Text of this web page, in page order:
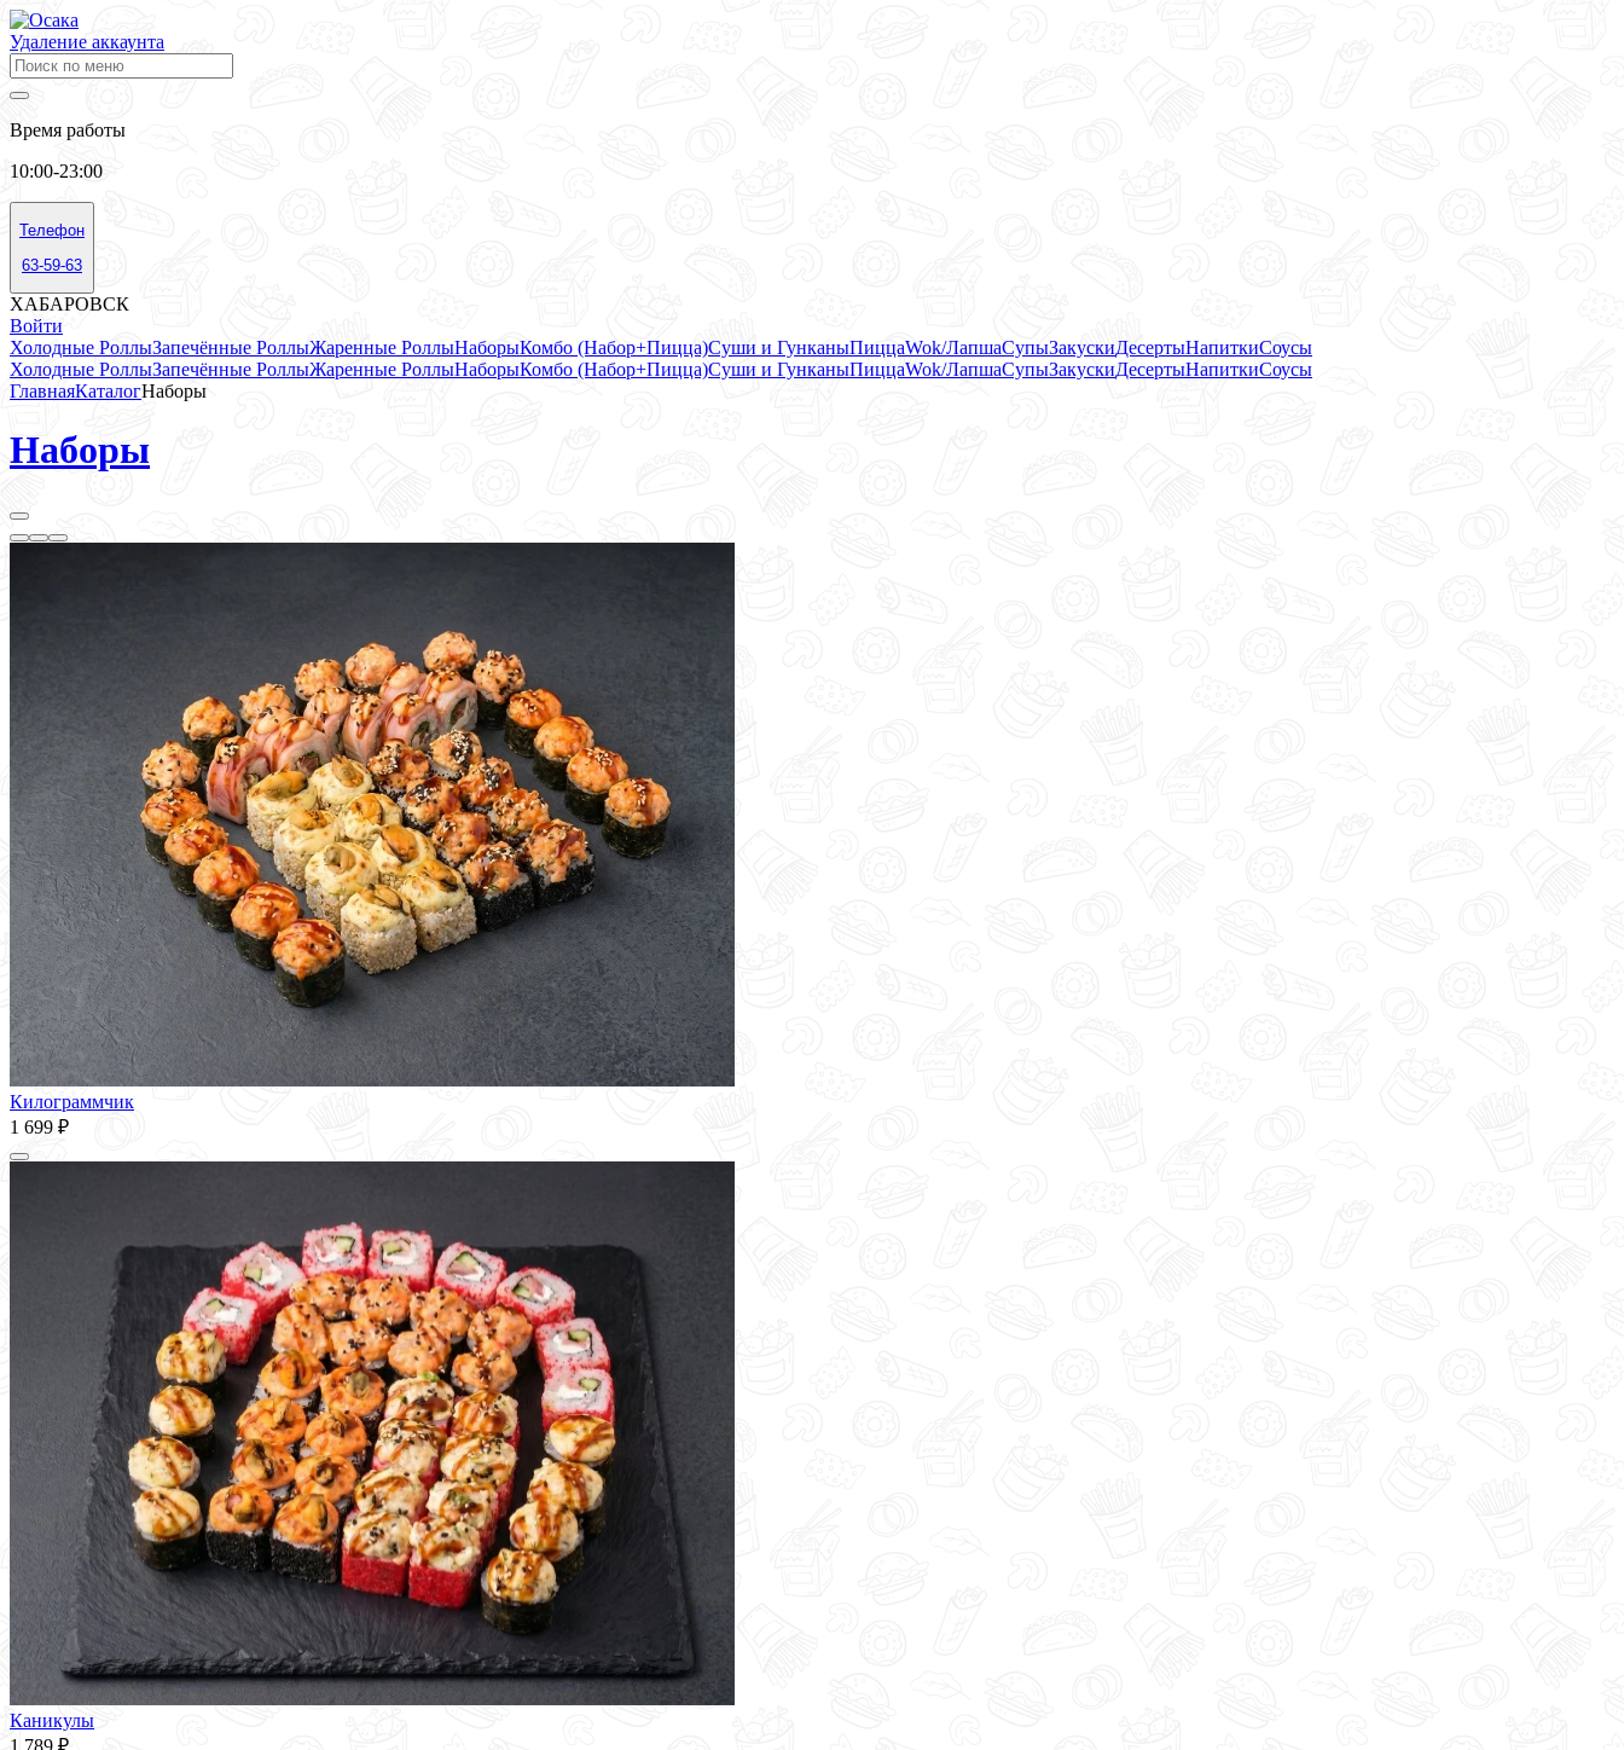
Удаление аккаунта
Время работы
10:00-23:00
Телефон
63-59-63
ХАБАРОВСК
Войти
Холодные РоллыЗапечённые РоллыЖаренные РоллыНаборыКомбо (Набор+Пицца)Суши и ГунканыПиццаWok/ЛапшаСупыЗакускиДесертыНапиткиСоусы
Холодные РоллыЗапечённые РоллыЖаренные РоллыНаборыКомбо (Набор+Пицца)Суши и ГунканыПиццаWok/ЛапшаСупыЗакускиДесертыНапиткиСоусы
ГлавнаяКаталогНаборы
Наборы
Килограммчик
1 699 ₽
Каникулы
1 789 ₽